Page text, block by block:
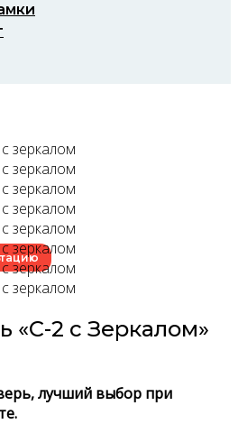
«C-2 с Зеркалом»
лучший выбор при